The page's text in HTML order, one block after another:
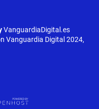
VanguardiaDigital.es
Vanguardia Digital 2024,